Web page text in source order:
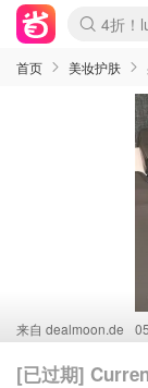
4折！
还没
速领
疑似
Coach
首页 美妆护肤
来自 dealmoon.de
[已过期]